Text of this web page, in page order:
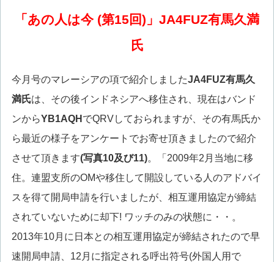
「あの人は今 (第15回)」JA4FUZ有馬久満
氏
今月号のマレーシアの項で紹介しましたJA4FUZ有馬久
満氏は、その後インドネシアへ移住され、現在はバンド
ンからYB1AQH でQRVしておられますが、その有馬氏か
ら最近の様子をアンケートでお寄せ頂きましたので紹介
させて頂きます(写真10及び11)。「2009年2月当地に移
住。連盟支所のOMや移住して開設している人のアドバイ
スを得て開局申請を行いましたが、相互運用協定が締結
されていないために却下! ワッチのみの状態に・・。
2013年10月に日本との相互運用協定が締結されたので早
速開局申請、12月に指定される呼出符号(外国人用で